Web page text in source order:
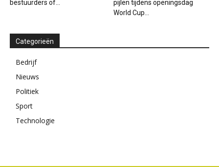
bestuurders of...
pijlen tijdens openingsdag
World Cup...
Categorieën
Bedrijf
Nieuws
Politiek
Sport
Technologie